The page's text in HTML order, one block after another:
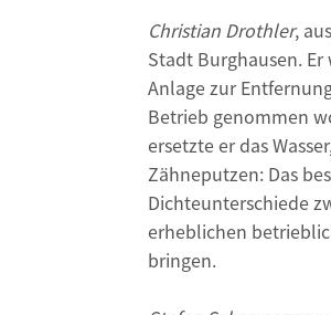
Christian Drothler,
Stadt Burghausen.
Anlage zur
Betrieb genommen
ersetzte er das
Zähneputzen: Das
Dichteunterschiede
erheblichen
bringen.